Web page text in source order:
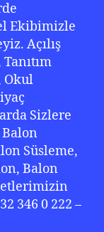
Ekibimizle
Açılış
Okul
Sizlere
Süsleme,
Balon
346 0 222 –